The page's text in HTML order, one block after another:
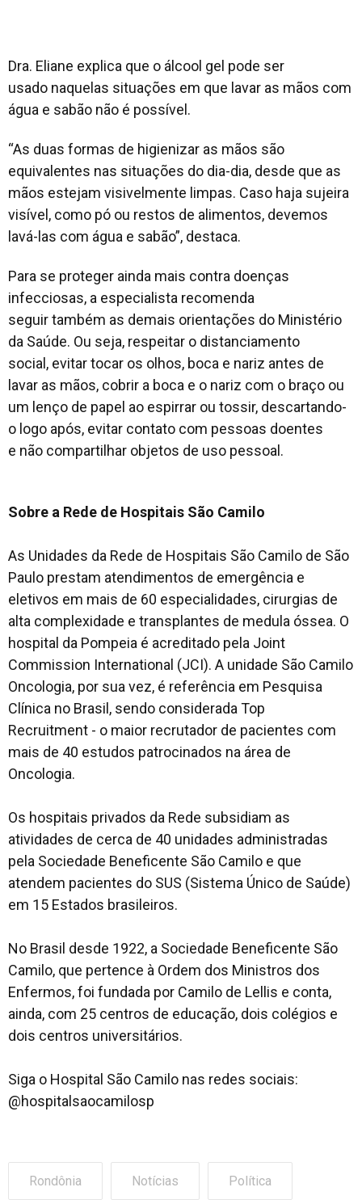
Dra. Eliane explica que o álcool gel pode ser
usado naquelas situações em que lavar as mãos com
água e sabão não é possível.
“As duas formas de higienizar as mãos são
equivalentes nas situações do dia-dia, desde que as
mãos estejam visivelmente limpas. Caso haja sujeira
visível, como pó ou restos de alimentos, devemos
lavá-las com água e sabão”, destaca.
Para se proteger ainda mais contra doenças
infecciosas, a especialista recomenda
seguir também as demais orientações do Ministério
da Saúde. Ou seja, respeitar o distanciamento
social, evitar tocar os olhos, boca e nariz antes de
lavar as mãos, cobrir a boca e o nariz com o braço ou
um lenço de papel ao espirrar ou tossir, descartando-
o logo após, evitar contato com pessoas doentes
e não compartilhar objetos de uso pessoal.
Sobre a Rede de Hospitais São Camilo
As Unidades da Rede de Hospitais São Camilo de São
Paulo prestam atendimentos de emergência e
eletivos em mais de 60 especialidades, cirurgias de
alta complexidade e transplantes de medula óssea. O
hospital da Pompeia é acreditado pela Joint
Commission International (JCI). A unidade São Camilo
Oncologia, por sua vez, é referência em Pesquisa
Clínica no Brasil, sendo considerada Top
Recruitment - o maior recrutador de pacientes com
mais de 40 estudos patrocinados na área de
Oncologia.
Os hospitais privados da Rede subsidiam as
atividades de cerca de 40 unidades administradas
pela Sociedade Beneficente São Camilo e que
atendem pacientes do SUS (Sistema Único de Saúde)
em 15 Estados brasileiros.
No Brasil desde 1922, a Sociedade Beneficente São
Camilo, que pertence à Ordem dos Ministros dos
Enfermos, foi fundada por Camilo de Lellis e conta,
ainda, com 25 centros de educação, dois colégios e
dois centros universitários.
Siga o Hospital São Camilo nas redes sociais:
@hospitalsaocamilosp
Rondônia Notícias Política